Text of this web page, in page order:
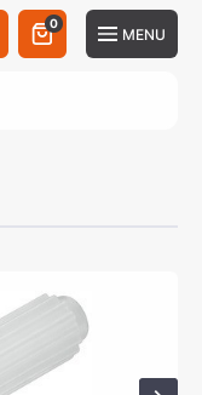
0
MENU